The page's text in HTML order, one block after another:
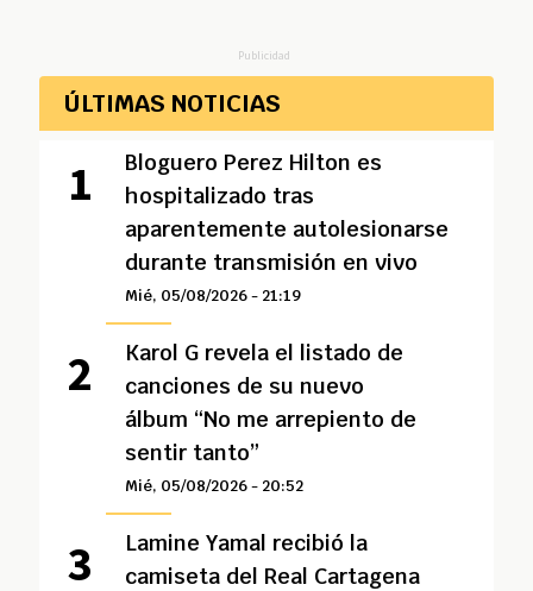
Publicidad
ÚLTIMAS NOTICIAS
Bloguero Perez Hilton es
hospitalizado tras
aparentemente autolesionarse
durante transmisión en vivo
Mié, 05/08/2026 - 21:19
Karol G revela el listado de
canciones de su nuevo
álbum “No me arrepiento de
sentir tanto”
Mié, 05/08/2026 - 20:52
Lamine Yamal recibió la
camiseta del Real Cartagena